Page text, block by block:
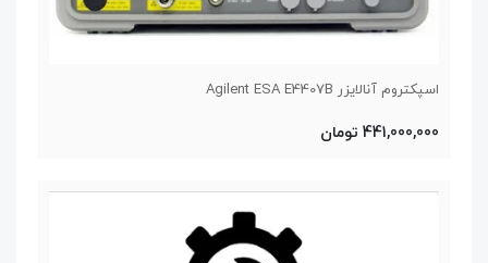
اسپکتروم آنالایزر Agilent ESA E4407B
441,000,000 تومان